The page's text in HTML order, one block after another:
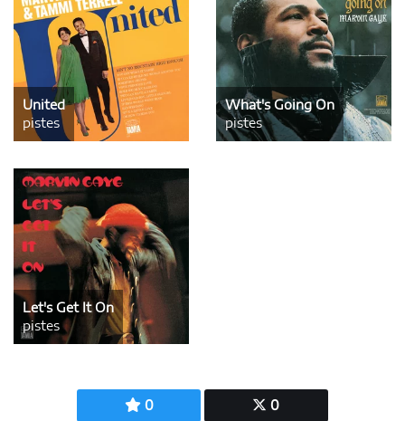
0 0
United
pistes
What's Going On
pistes
Let's Get It On
pistes